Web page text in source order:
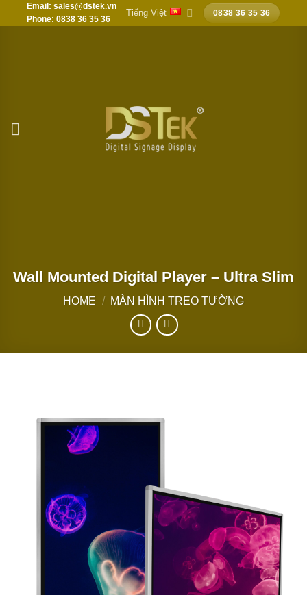
Chuyển
đến
Email: sales@dstek.vn
Phone: 0838 36 35 36
Tiếng Việt 0838 36 35 36
Wall Mounted Digital Player – Ultra Slim
HOME / MÀN HÌNH TREO TƯỜNG